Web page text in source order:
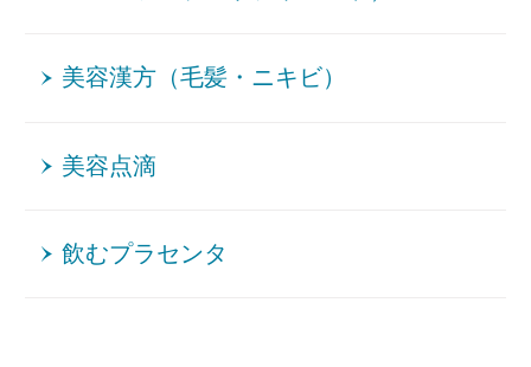
美容漢方（毛髪・ニキビ）
美容点滴
飲むプラセンタ